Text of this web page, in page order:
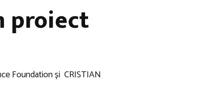
proiect
Foundation și CRISTIAN